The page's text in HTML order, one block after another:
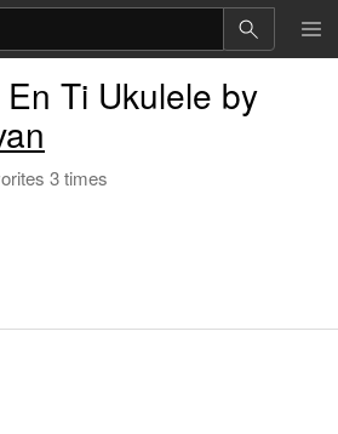
Ti Ukulele by
3 times